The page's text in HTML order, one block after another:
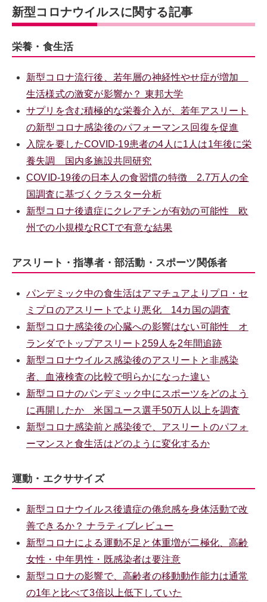
新型コロナウイルスに関する記事
栄養・食生活
新型コロナ流行後、若年層の神経性やせ症が増加
生活様式の激変が影響か？ 東邦大学
サプリを含む積極的な栄養介入が、若年アスリート
の新型コロナ感染後のパフォーマンス回復を促進
入院を要したCOVID-19患者の4人に1人は1年後に栄
養失調 国内多施設共同研究
COVID-19後の日本人の食習慣の特徴 2.7万人の全
国調査に基づくクラスター分析
新型コロナ後遺症にクレアチンが有効の可能性 欧
州での小規模なRCTで有意な結果
アスリート・指導者・部活動・スポーツ関係者
パンデミック中の食生活はアマチュアよりプロ・セ
ミプロのアスリートでより悪化 14カ国の調査
新型コロナ感染後の心臓への影響はない可能性 オ
ランダでトップアスリート259人を2年間追跡
新型コロナウイルス感染後のアスリートと非感染
者、血液検査の比較で明らかになった違い
新型コロナのパンデミック中にスポーツをどのよう
に再開したか 米国ユース選手50万人以上を調査
新型コロナ感染前と感染後で、アスリートのパフォ
ーマンスと食生活はどのように変化するか
運動・エクササイズ
新型コロナウイルス後遺症の倦怠感を身体活動で改
善できるか？ ナラティブレビュー
新型コロナによる運動不足と体重増が二極化、高齢
女性・中年男性・既感染者は要注意
新型コロナの影響で、高齢者の移動動作能力は通常
の1年と比べて3倍以上低下していた